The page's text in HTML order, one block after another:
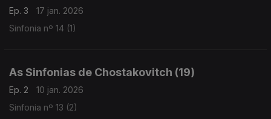
Ep. 3
17 jan. 2026
Sinfonia nº 14 (1)
As Sinfonias de Chostakovitch (19)
Ep. 2
10 jan. 2026
Sinfonia nº 13 (2)